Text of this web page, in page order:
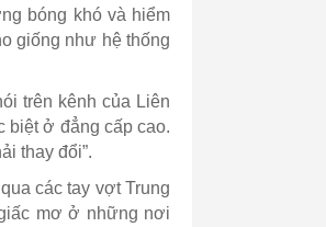
bóng khó và hiểm
giống như hệ thống
trên kênh của Liên
biệt ở đẳng cấp cao.
thay đổi”.
các tay vợt Trung
mơ ở những nơi